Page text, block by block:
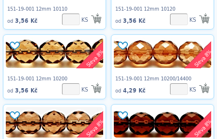
151-19-001 12mm 10110
od 3,56 Kč KS
151-19-001 12mm 10120
od 3,56 Kč KS
Sleva 8%
151-19-001 12mm 10200
od 3,56 Kč KS
Sleva 8%
151-19-001 12mm 10200/14400
od 4,29 Kč KS
Sleva 8% Sleva 8%